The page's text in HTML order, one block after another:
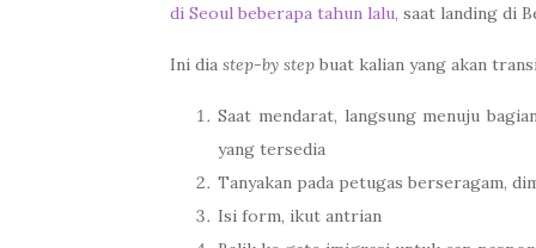
di Seoul beberapa tahun lalu, saat landing di
Ini dia step-by step buat kalian yang akan
Saat mendarat, langsung menuju
yang tersedia
Tanyakan pada petugas berseragam,
Isi form, ikut antrian